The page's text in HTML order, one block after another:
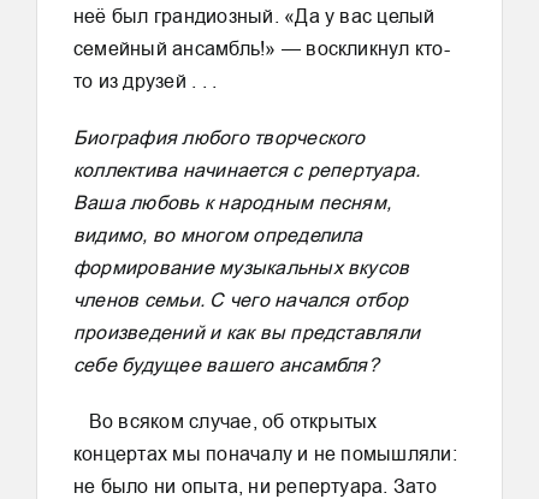
неё был грандиозный. «Да у вас целый
семейный ансамбль!» — воскликнул кто-
то из друзей . . .
Биография любого творческого
коллектива начинается с репертуара.
Ваша любовь к народным песням,
видимо, во многом определила
формирование музыкальных вкусов
членов семьи. С чего начался отбор
произведений и как вы представляли
себе будущее вашего ансамбля?
Во всяком случае, об открытых
концертах мы поначалу и не помышляли:
не было ни опыта, ни репертуара. Зато